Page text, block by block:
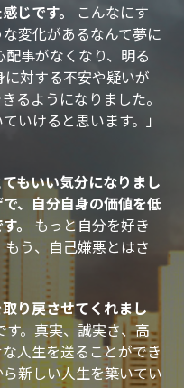
じです。
こんなにす
変化があるなんて夢に
事がなくなり、明る
対する不安や疑いが
るようになりました。
いけると思います。」
もいい気分になりまし
、自分自身の価値を低
。
もっと自分を好き
う、自己嫌悪とはさ
り戻させてくれまし
。真実、誠実さ、高
人生を送ることができ
新しい人生を築いてい